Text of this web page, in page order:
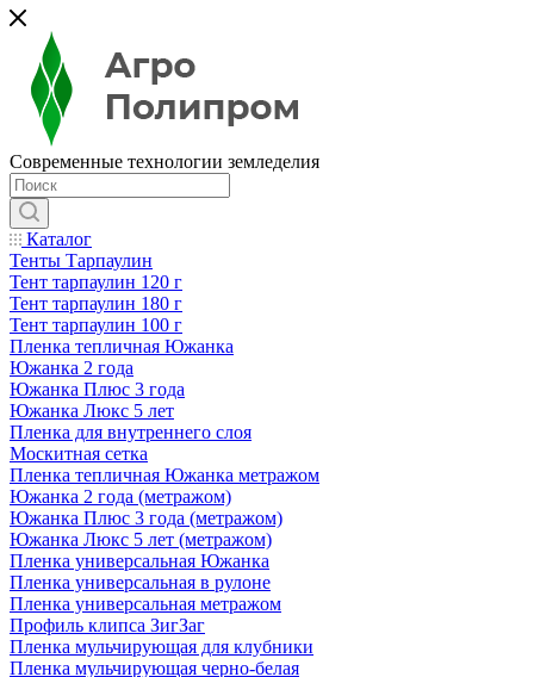
Современные технологии земледелия
Каталог
Тенты Тарпаулин
Тент тарпаулин 120 г
Тент тарпаулин 180 г
Тент тарпаулин 100 г
Пленка тепличная Южанка
Южанка 2 года
Южанка Плюс 3 года
Южанка Люкс 5 лет
Пленка для внутреннего слоя
Москитная сетка
Пленка тепличная Южанка метражом
Южанка 2 года (метражом)
Южанка Плюс 3 года (метражом)
Южанка Люкс 5 лет (метражом)
Пленка универсальная Южанка
Пленка универсальная в рулоне
Пленка универсальная метражом
Профиль клипса ЗигЗаг
Пленка мульчирующая для клубники
Пленка мульчирующая черно-белая